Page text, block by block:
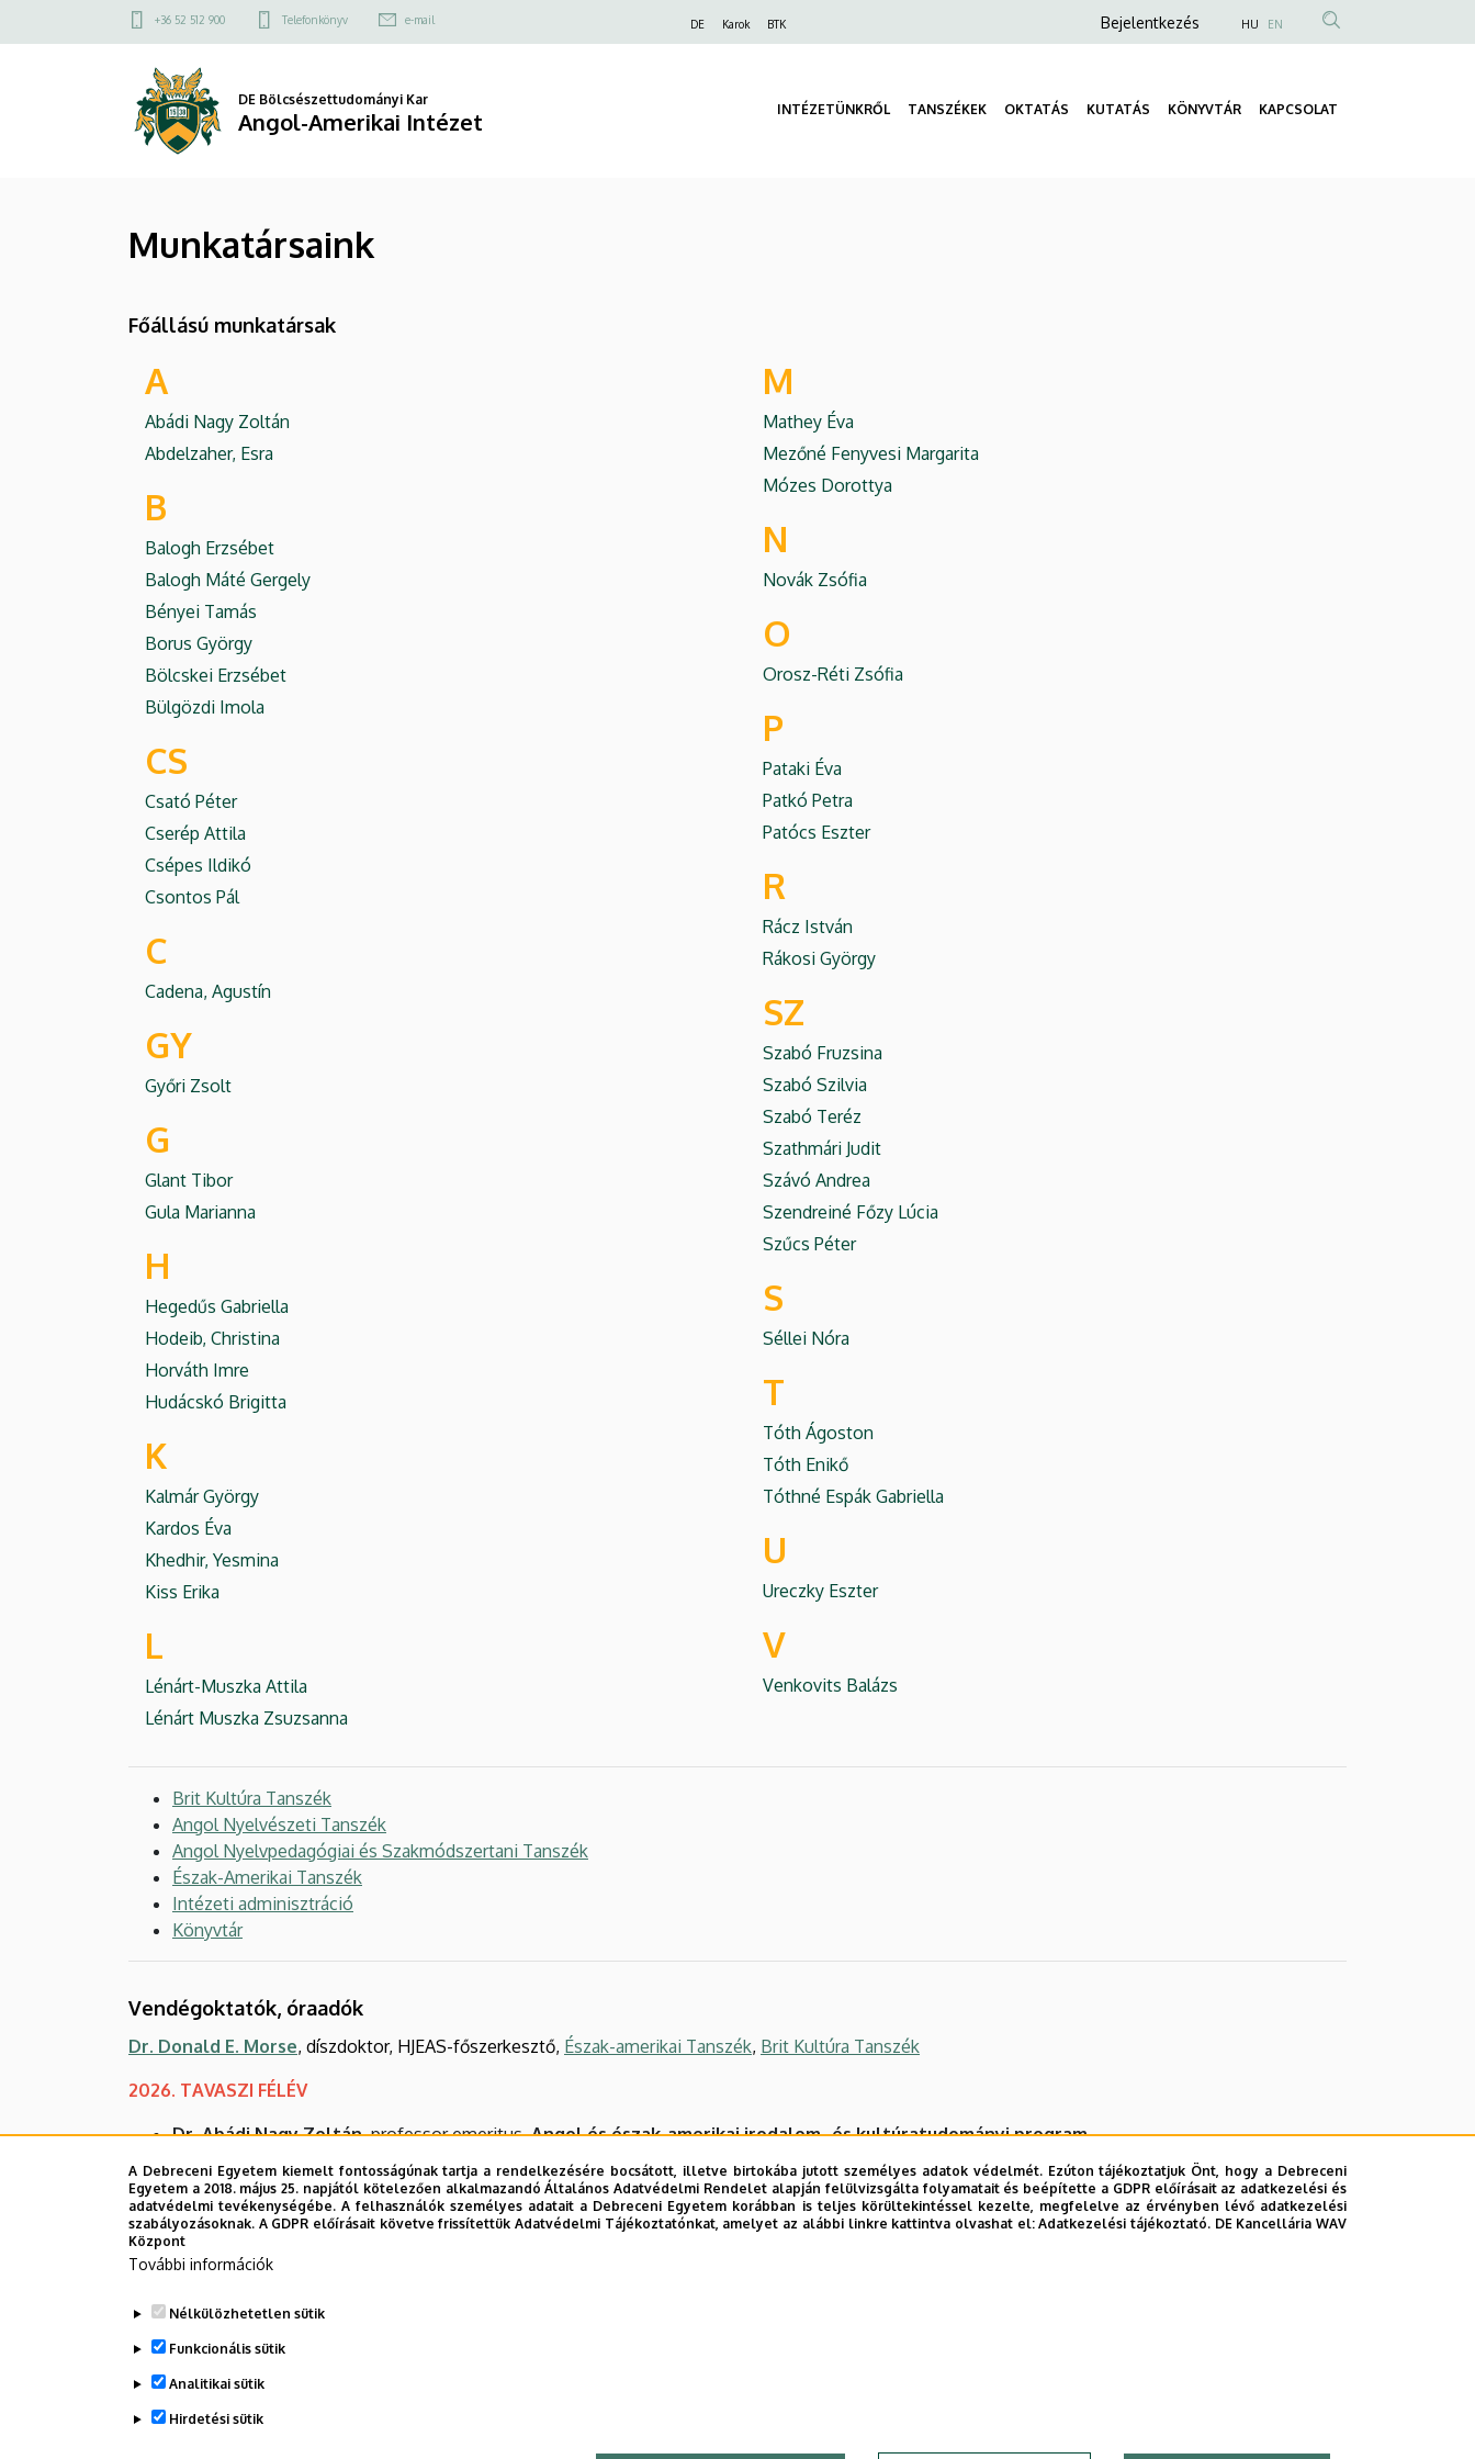
Munkatársaink
Amerikai
a
Felső
menü
+36 52 512 900 Telefonkönyv e-mail DE Karok BTK
Anonim
menüje
Bejelentkezés HU EN
DE Bölcsészettudományi Kar
Angol-Amerikai Intézet INTÉZETÜNKRŐL TANSZÉKEK OKTATÁS KUTATÁS KÖNYVTÁR KAPCSOLAT
Munkatársaink
Főállású munkatársak
A
Abádi Nagy Zoltán
Abdelzaher, Esra
B
Balogh Erzsébet
Balogh Máté Gergely
Bényei Tamás
Borus György
Bölcskei Erzsébet
Bülgözdi Imola
CS
Csató Péter
Cserép Attila
Csépes Ildikó
Csontos Pál
C
Cadena, Agustín
GY
Győri Zsolt
G
Glant Tibor
Gula Marianna
H
Hegedűs Gabriella
Hodeib, Christina
Horváth Imre
Hudácskó Brigitta
K
Kalmár György
Kardos Éva
Khedhir, Yesmina
Kiss Erika
L
Lénárt-Muszka Attila
Lénárt Muszka Zsuzsanna
M
Mathey Éva
Mezőné Fenyvesi Margarita
Mózes Dorottya
N
Novák Zsófia
O
Orosz-Réti Zsófia
P
Pataki Éva
Patkó Petra
Patócs Eszter
R
Rácz István
Rákosi György
SZ
Szabó Fruzsina
Szabó Szilvia
Szabó Teréz
Szathmári Judit
Szávó Andrea
Szendreiné Főzy Lúcia
Szűcs Péter
S
Séllei Nóra
T
Tóth Ágoston
Tóth Enikő
Tóthné Espák Gabriella
U
Ureczky Eszter
V
Venkovits Balázs
Brit Kultúra Tanszék
Angol Nyelvészeti Tanszék
Angol Nyelvpedagógiai és Szakmódszertani Tanszék
Észak-Amerikai Tanszék
Intézeti adminisztráció
Könyvtár
Vendégoktatók, óraadók
Dr. Donald E. Morse, díszdoktor, HJEAS-főszerkesztő, Észak-amerikai Tanszék, Brit Kultúra Tanszék
2026. TAVASZI FÉLÉV
Dr. Abádi Nagy Zoltán,professor emeritus,Angol és észak-amerikai irodalom- és kultúratudományi program
Brit Kultúra Tanszék
Dr. Lakó Zsigmond,óraadóBrit Kultúra Tanszék
Iroda Mirzayeva,óraadóAngol Nyelvészeti Tanszék
Prof. Earl Mulderink
Észak-amerikai Tanszék
Papp Fruzsina,
Stokes D. Piercy, óraadó,
Pintye-Lukács Erzsébet,
A Debreceni Egyetem kiemelt fontosságúnak tartja a rendelkezésére bocsátott, illetve birtokába jutott személyes adatok védelmét. Ezúton tájékoztatjuk Önt, hogy a Debreceni
Egyetem a 2018. május 25. napjától kötelezően alkalmazandó Általános Adatvédelmi Rendelet alapján felülvizsgálta folyamatait és beépítette a GDPR előírásait az adatkezelési és
adatvédelmi tevékenységébe. A felhasználók személyes adatait a Debreceni Egyetem korábban is teljes körültekintéssel kezelte, megfelelve az érvényben lévő adatkezelési
szabályozásoknak. A GDPR előírásait követve frissítettük Adatvédelmi Tájékoztatónkat, amelyet az alábbi linkre kattintva olvashat el:Adatkezelési tájékoztató. DE Kancellária WAV
Központ
További információk
Nélkülözhetetlen sütik
Funkcionális sütik
Analitikai sütik
Hirdetési sütik